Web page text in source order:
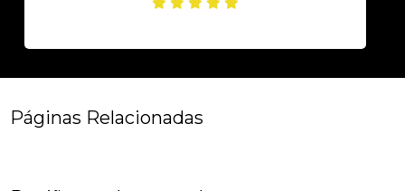
Páginas Relacionadas